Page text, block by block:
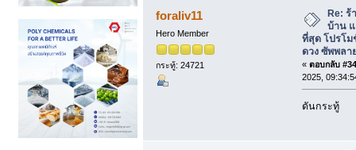
foraliv11
Hero Member
กระทู้: 24721
Re: ร้
บ้าน
ที่สุด โปรโ
ดวง ซัพพลา
« ตอบกลับ
2025,
ดันกระทู้